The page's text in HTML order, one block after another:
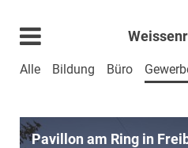
Alle Bildung Büro
Pavillon am Ring in